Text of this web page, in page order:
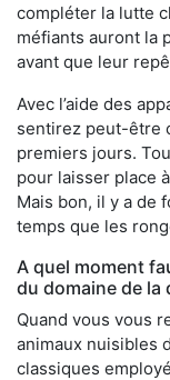
compléter la lutte
méfiants auront la
avant que leur
Avec l’aide des
sentirez peut-être
premiers jours.
pour laisser place
Mais bon, il y a de
temps que les
A quel moment
du domaine de la
Quand vous vous
animaux nuisibles
classiques